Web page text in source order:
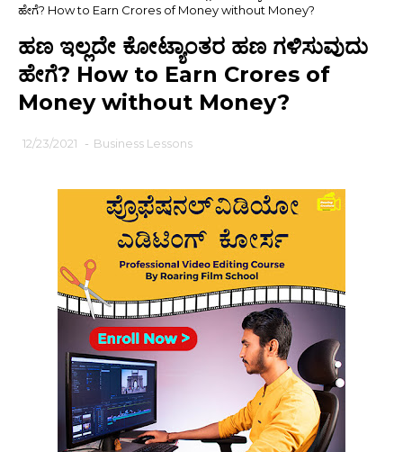
ಹೇಗೆ? How to Earn Crores of Money without Money?
ಹಣ ಇಲ್ಲದೇ ಕೋಟ್ಯಾಂತರ ಹಣ ಗಳಿಸುವುದು
ಹೇಗೆ? How to Earn Crores of
Money without Money?
12/23/2021 - Business Lessons